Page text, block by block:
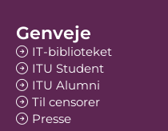
Genveje
IT-biblioteket
ITU Student
ITU Alumni
Til censorer
Presse